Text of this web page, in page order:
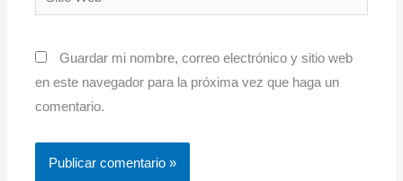
Web
Guardar mi nombre, correo electrónico y sitio web
en este navegador para la próxima vez que haga un
comentario.